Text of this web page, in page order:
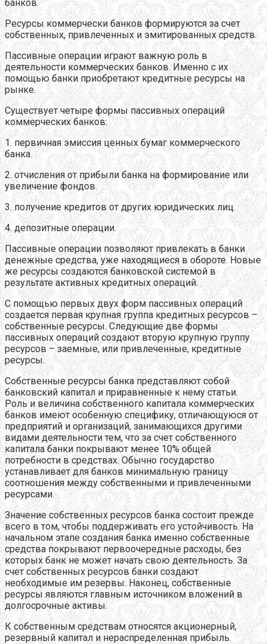
банков.
Ресурсы коммерчески банков формируются за счет
собственных, привлеченных и эмитированных средств.
Пассивные операции играют важную роль в
деятельности коммерческих банков. Именно с их
помощью банки приобретают кредитные ресурсы на
рынке.
Существует четыре формы пассивных операций
коммерческих банков:
1. первичная эмиссия ценных бумаг коммерческого
банка.
2. отчисления от прибыли банка на формирование или
увеличение фондов.
3. получение кредитов от других юридических лиц.
4. депозитные операции.
Пассивные операции позволяют привлекать в банки
денежные средства, уже находящиеся в обороте. Новые
же ресурсы создаются банковской системой в
результате активных кредитных операций.
С помощью первых двух форм пассивных операций
создается первая крупная группа кредитных ресурсов –
собственные ресурсы. Следующие две формы
пассивных операций создают вторую крупную группу
ресурсов – заемные, или привлеченные, кредитные
ресурсы.
Собственные ресурсы банка представляют собой
банковский капитал и приравненные к нему статьи.
Роль и величина собственного капитала коммерческих
банков имеют особенную специфику, отличающуюся от
предприятий и организаций, занимающихся другими
видами деятельности тем, что за счет собственного
капитала банки покрывают менее 10% общей
потребности в средствах. Обычно государство
устанавливает для банков минимальную границу
соотношения между собственными и привлеченными
ресурсами.
Значение собственных ресурсов банка состоит прежде
всего в том, чтобы поддерживать его устойчивость. На
начальном этапе создания банка именно собственные
средства покрывают первоочередные расходы, без
которых банк не может начать свою деятельность. За
счет собственных ресурсов банки создают
необходимые им резервы. Наконец, собственные
ресурсы являются главным источником вложений в
долгосрочные активы.
К собственным средствам относятся акционерный,
резервный капитал и нераспределенная прибыль.